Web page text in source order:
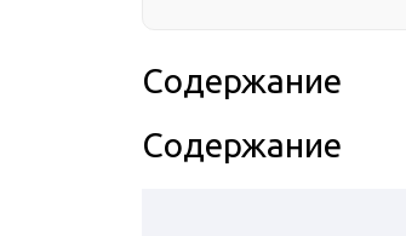
Содержание
Содержание